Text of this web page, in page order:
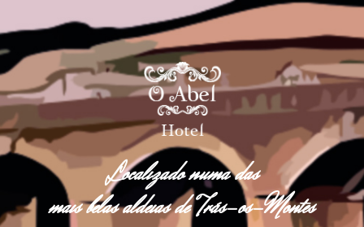
Localizado numa das
mais belas aldeias de Trás-os-Montes